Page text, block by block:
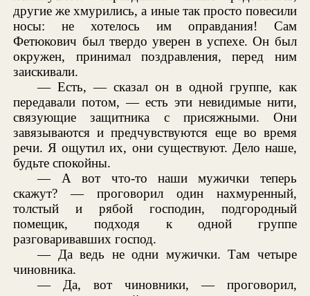
другие же хмурились, а иные так просто повесили
носы: не хотелось им оправдания! Сам
Фетюкович был твердо уверен в успехе. Он был
окружен, принимал поздравления, перед ним
заискивали.
— Есть, — сказал он в одной группе, как
передавали потом, — есть эти невидимые нити,
связующие защитника с присяжными. Они
завязываются и предчувствуются еще во время
речи. Я ощутил их, они существуют. Дело наше,
будьте спокойны.
— А вот что-то наши мужички теперь
скажут? — проговорил один нахмуренный,
толстый и рябой господин, подгородный
помещик, подходя к одной группе
разговаривавших господ.
— Да ведь не одни мужички. Там четыре
чиновника.
— Да, вот чиновники, — проговорил,